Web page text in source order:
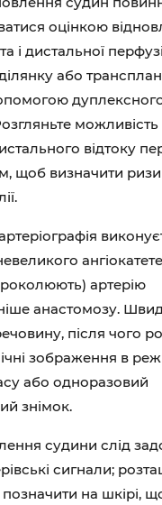
оцінкою
і дистальної
або
відтоку
щоб визначити
артерію
анастомозу.
після чого
зображення в
або одноразовий
знімок.
судини слід
сигнали;
на шкірі,